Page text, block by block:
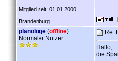
Mitglied seit: 01.01.2000
Brandenburg
pianologe (offline)
Normaler Nutzer
Re:
Hallo,
die